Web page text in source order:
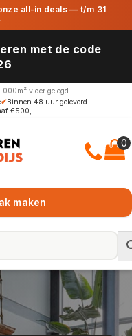
all-in deals — t/m 31
met de code
vloer gelegd
✔Binnen 48 uur geleverd
€500,-
maken